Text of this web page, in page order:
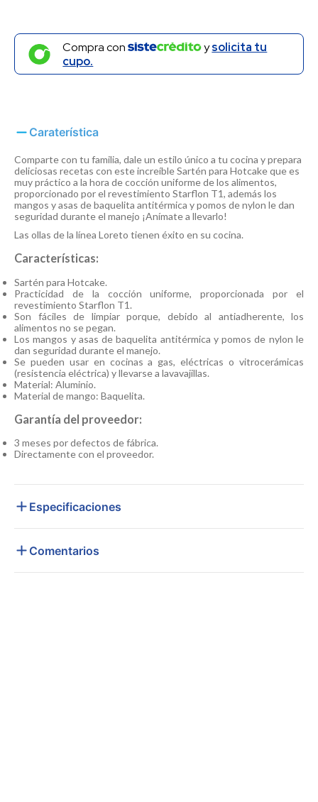
Compra con ysolicita tu
cupo.
Caraterística
Comparte con tu familia, dale un estilo único a tu cocina y prepara
deliciosas recetas con este increíble Sartén para Hotcake que es
muy práctico a la hora de cocción uniforme de los alimentos,
proporcionado por el revestimiento Starflon T1, además los
mangos y asas de baquelita antitérmica y pomos de nylon le dan
seguridad durante el manejo ¡Anímate a llevarlo!
Las ollas de la línea Loreto tienen éxito en su cocina.
Características:
Sartén para Hotcake.
Practicidad de la cocción uniforme, proporcionada por el
revestimiento Starflon T1.
Son fáciles de limpiar porque, debido al antiadherente, los
alimentos no se pegan.
Los mangos y asas de baquelita antitérmica y pomos de nylon le
dan seguridad durante el manejo.
Se pueden usar en cocinas a gas, eléctricas o vitrocerámicas
(resistencia eléctrica) y llevarse a lavavajillas.
Material: Aluminio.
Material de mango: Baquelita.
Garantía del proveedor:
3 meses por defectos de fábrica.
Directamente con el proveedor.
Especificaciones
Comentarios